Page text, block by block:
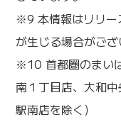
※9 本情報はリリー
が生じる場合がござ
※10 首都圏のまい
南１丁目店、大和
駅南店を除く）